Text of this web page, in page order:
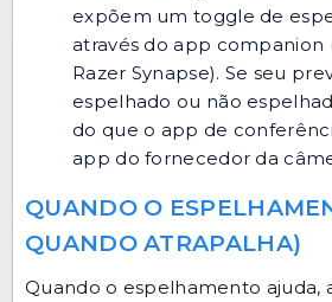
expõem um toggle de
através do app companion
Razer Synapse). Se seu
espelhado ou não
do que o app de
app do fornecedor da
QUANDO O
QUANDO ATRAPALHA)
Quando o espelhamento ajuda,